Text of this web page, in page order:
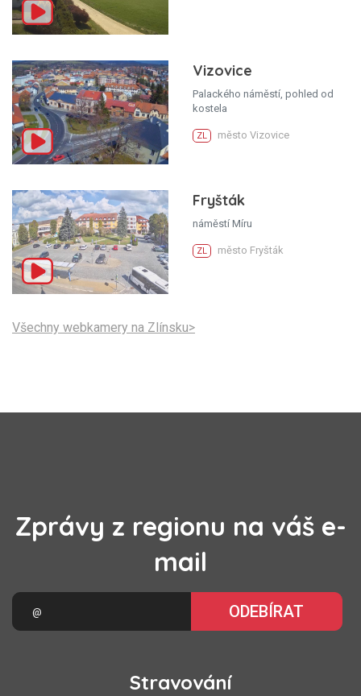
Vizovice
Palackého náměstí, pohled od
kostela
ZL město Vizovice
Fryšták
náměstí Míru
ZL město Fryšták
Všechny webkamery na Zlínsku>
Zprávy z regionu na váš e-
mail
ODEBÍRAT
Stravování